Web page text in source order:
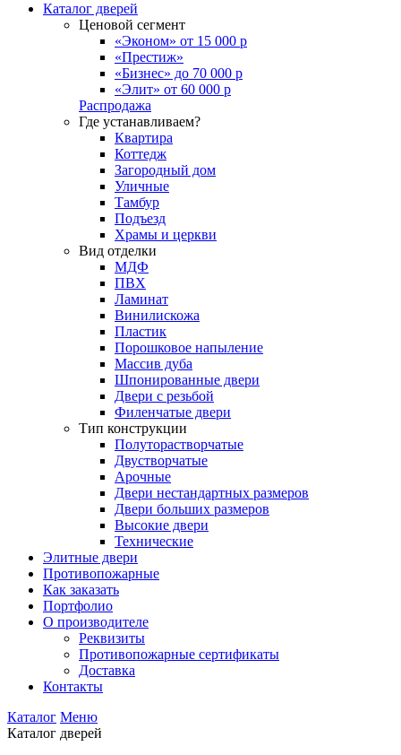
Каталог дверей
Ценовой сегмент
«Эконом» от 15 000 р
«Престиж»
«Бизнес» до 70 000 р
«Элит» от 60 000 р
Распродажа
Где устанавливаем?
Квартира
Коттедж
Загородный дом
Уличные
Тамбур
Подъезд
Храмы и церкви
Вид отделки
МДФ
ПВХ
Ламинат
Винилискожа
Пластик
Порошковое напыление
Массив дуба
Шпонированные двери
Двери с резьбой
Филенчатые двери
Тип конструкции
Полуторастворчатые
Двустворчатые
Арочные
Двери нестандартных размеров
Двери больших размеров
Высокие двери
Технические
Элитные двери
Противопожарные
Как заказать
Портфолио
О производителе
Реквизиты
Противопожарные сертификаты
Доставка
Контакты
Каталог Меню
Каталог дверей